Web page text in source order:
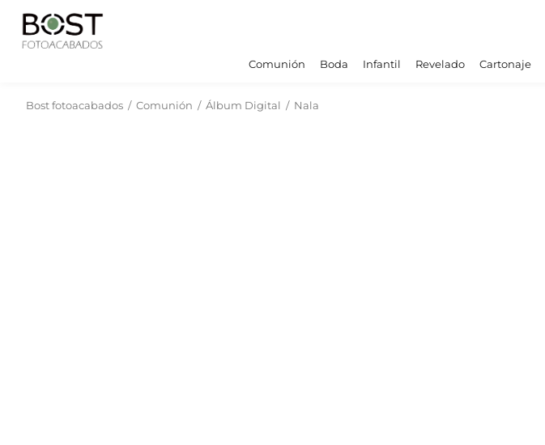
Comunión Boda Infantil Revelado Cartonaje
Bost fotoacabados / Comunión / Álbum Digital / Nala